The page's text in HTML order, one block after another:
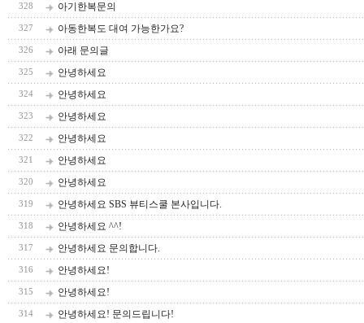
328 아기한복문의
327 아동한복도 대여 가능한가요?
326 아래 문의글
325 안녕하세요
324 안녕하세요
323 안녕하세요
322 안녕하세요
321 안녕하세요
320 안녕하세요
319 안녕하세요 SBS 뷰티스쿨 본사입니다.
318 안녕하세요 ^^!
317 안녕하세요 문의합니다.
316 안녕하세요!
315 안녕하세요!
314 안녕하세요! 문의드립니다!